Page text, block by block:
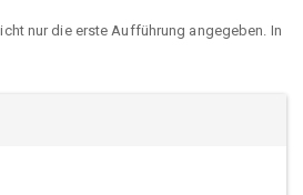
nur die erste Aufführung angegeben. In